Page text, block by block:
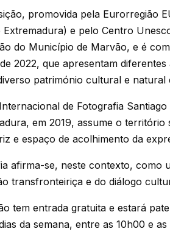
promovida pela Eurorregião
Extremadura) e pelo Centro
do Município de Marvão, e é
2022, que apresentam
património cultural e
de Fotografia
em 2019, assume o território
e espaço de acolhimento da
afirma-se, neste contexto, como
transfronteiriça e do diálogo
tem entrada gratuita e estará
da semana, entre as 10h00 e